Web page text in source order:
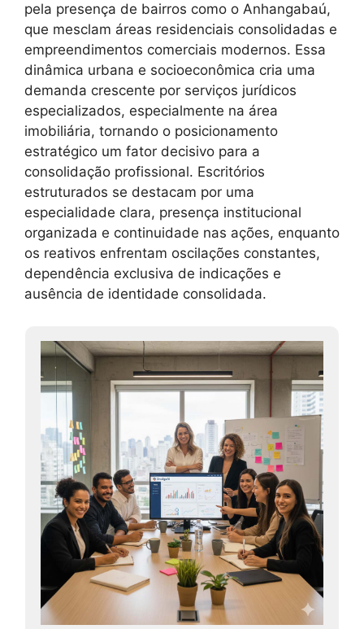
pela presença de bairros como o Anhangabaú,
que mesclam áreas residenciais consolidadas e
empreendimentos comerciais modernos. Essa
dinâmica urbana e socioeconômica cria uma
demanda crescente por serviços jurídicos
especializados, especialmente na área
imobiliária, tornando o posicionamento
estratégico um fator decisivo para a
consolidação profissional. Escritórios
estruturados se destacam por uma
especialidade clara, presença institucional
organizada e continuidade nas ações, enquanto
os reativos enfrentam oscilações constantes,
dependência exclusiva de indicações e
ausência de identidade consolidada.